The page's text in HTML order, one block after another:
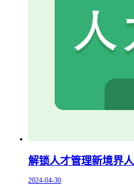
解锁人才管理新境界
2024-04-30